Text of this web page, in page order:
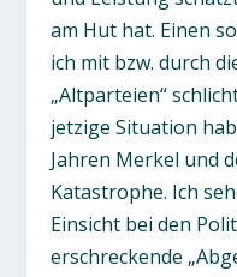
am Hut hat. Einen
ich mit bzw. durch
„Altparteien“
jetzige Situation
Jahren Merkel und
Katastrophe. Ich
Einsicht bei den
erschreckende